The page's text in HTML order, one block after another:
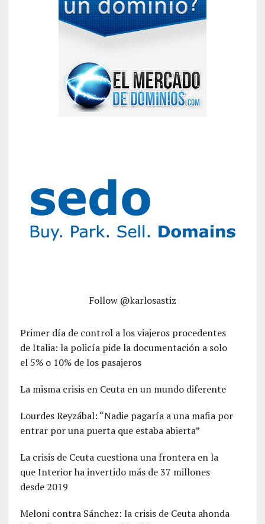
Follow @karlosastiz
Primer día de control a los viajeros procedentes
de Italia: la policía pide la documentación a solo
el 5% o 10% de los pasajeros
La misma crisis en Ceuta en un mundo diferente
Lourdes Reyzábal: “Nadie pagaría a una mafia por
entrar por una puerta que estaba abierta”
La crisis de Ceuta cuestiona una frontera en la
que Interior ha invertido más de 37 millones
desde 2019
Meloni contra Sánchez: la crisis de Ceuta ahonda